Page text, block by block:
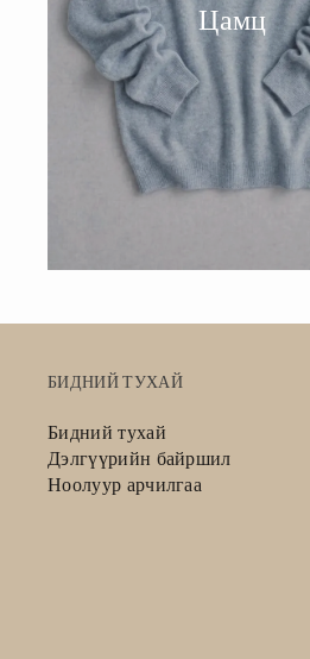
Цамц
БИДНИЙ ТУХАЙ
Бидний тухай
Дэлгүүрийн байршил
Ноолуур арчилгаа